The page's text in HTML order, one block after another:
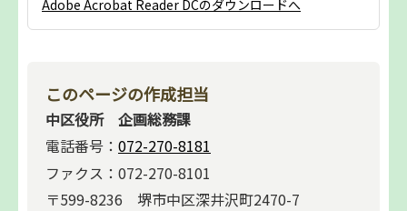
Adobe Acrobat Reader DCのダウンロードへ
このページの作成担当
中区役所 企画総務課
電話番号： 072-270-8181
ファクス：072-270-8101
〒599-8236 堺市中区深井沢町2470-7